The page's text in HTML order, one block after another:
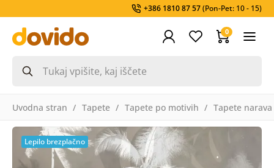
+386 1810 87 57(Pon-Pet: 10 - 15)
0
Uvodna stran Tapete Tapete po motivih Tapete narava
Lepilo brezplačno